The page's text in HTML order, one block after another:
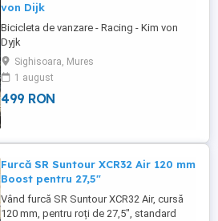
von Dijk
Bicicleta de vanzare - Racing - Kim von
Dyjk
Sighisoara, Mures
1 august
499 RON
Furcă SR Suntour XCR32 Air 120 mm
Boost pentru 27,5"
Vând furcă SR Suntour XCR32 Air, cursă
120 mm, pentru roți de 27,5", standard